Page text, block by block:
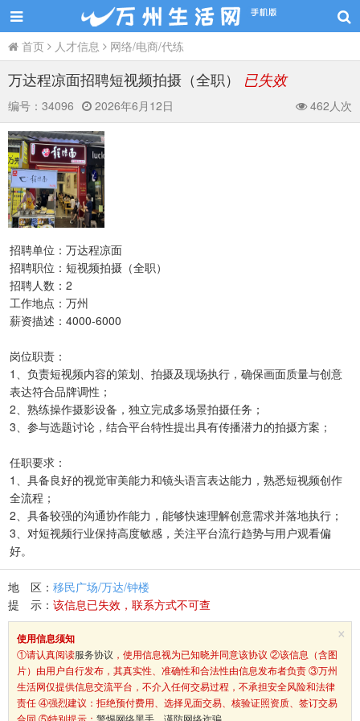
首页 人才信息 网络/电商/代练
万达程凉面招聘短视频拍摄（全职） 已失效
编号： 34096 2026年6月12日 462人次
招聘单位：万达程凉面
招聘职位：短视频拍摄（全职）
招聘人数：2
工作地点：万州
薪资描述：4000-6000
岗位职责：
1、负责短视频内容的策划、拍摄及现场执行，确保画面质量与创意
表达符合品牌调性；
2、熟练操作摄影设备，独立完成多场景拍摄任务；
3、参与选题讨论，结合平台特性提出具有传播潜力的拍摄方案；
任职要求：
1、具备良好的视觉审美能力和镜头语言表达能力，熟悉短视频创作
全流程；
2、具备较强的沟通协作能力，能够快速理解创意需求并落地执行；
3、对短视频行业保持高度敏感，关注平台流行趋势与用户观看偏
好。
地 区： 移民广场/万达/钟楼
提 示： 该信息已失效，联系方式不可查
×
使用信息须知
①请认真阅读服务协议 ，使用信息视为已知晓并同意该协议 ②该信息（含图
片）由用户自行发布，其真实性、准确性和合法性由信息发布者负责 ③万州
生活网仅提供信息交流平台，不介入任何交易过程，不承担安全风险和法律
责任 ④强烈建议：拒绝预付费用、选择见面交易、核验证照资质、签订交易
合同 ⑤特别提示： 警惕网络黑手，谨防网络诈骗